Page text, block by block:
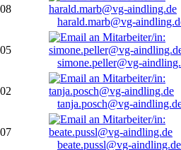
harald.marb@vg-
simone.peller@vg-
tanja.posch@vg-
beate.pussl@vg-aindling.de